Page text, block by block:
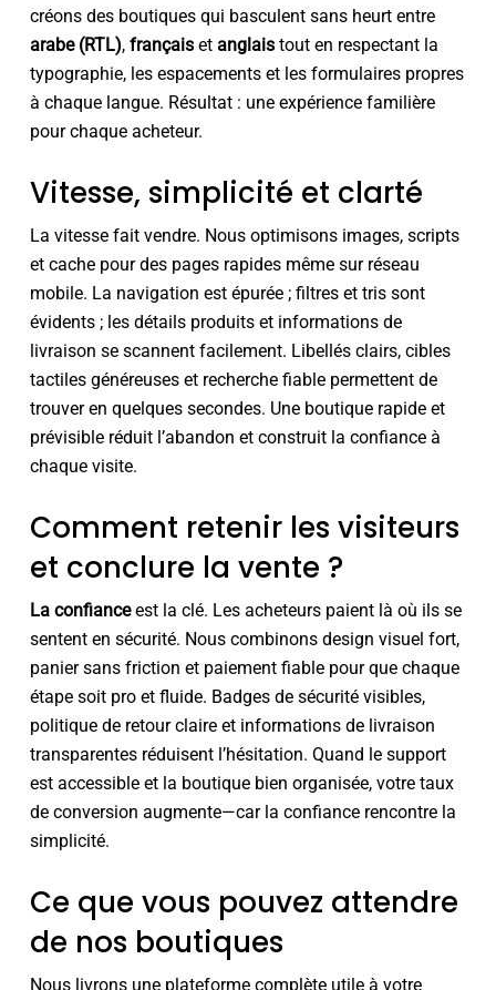
créons des boutiques qui basculent sans heurt entre
arabe (RTL), françaiset anglaistout en respectant la
typographie, les espacements et les formulaires propres
à chaque langue. Résultat : une expérience familière
pour chaque acheteur.
Vitesse, simplicité et clarté
La vitesse fait vendre. Nous optimisons images, scripts
et cache pour des pages rapides même sur réseau
mobile. La navigation est épurée ; filtres et tris sont
évidents ; les détails produits et informations de
livraison se scannent facilement. Libellés clairs, cibles
tactiles généreuses et recherche fiable permettent de
trouver en quelques secondes. Une boutique rapide et
prévisible réduit l’abandon et construit la confiance à
chaque visite.
Comment retenir les visiteurs
et conclure la vente ?
La confianceest la clé. Les acheteurs paient là où ils se
sentent en sécurité. Nous combinons design visuel fort,
panier sans friction et paiement fiable pour que chaque
étape soit pro et fluide. Badges de sécurité visibles,
politique de retour claire et informations de livraison
transparentes réduisent l’hésitation. Quand le support
est accessible et la boutique bien organisée, votre taux
de conversion augmente—car la confiance rencontre la
simplicité.
Ce que vous pouvez attendre
de nos boutiques
Nous livrons une plateforme complète utile à votre